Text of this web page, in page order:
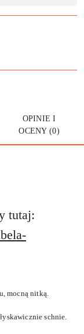
OPINIE I
OCENY (0)
tutaj:
mocną nitką.
schnie.